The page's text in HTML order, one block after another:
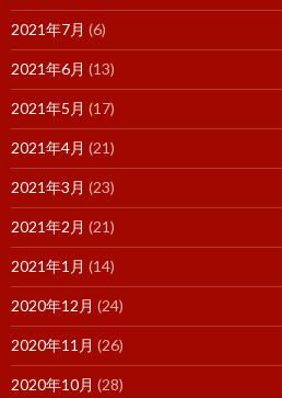
2021年7月 (6)
2021年6月 (13)
2021年5月 (17)
2021年4月 (21)
2021年3月 (23)
2021年2月 (21)
2021年1月 (14)
2020年12月 (24)
2020年11月 (26)
2020年10月 (28)